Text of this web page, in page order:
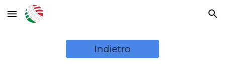
Skip to main content Skip to navigation
Indietro